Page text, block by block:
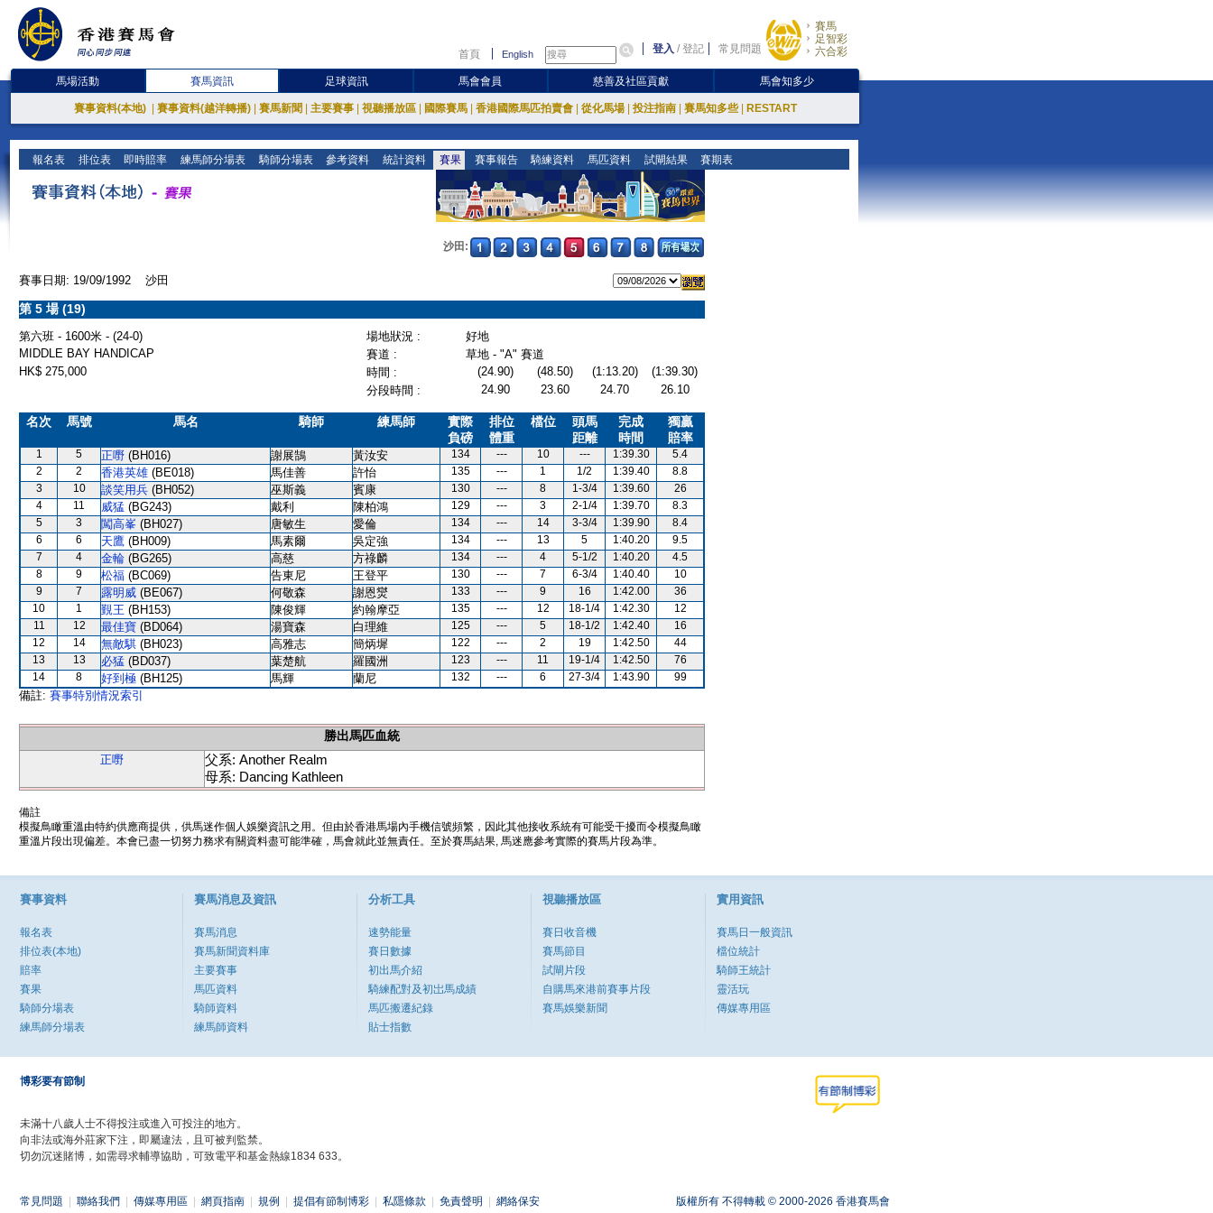
首頁 English 登入 /登記 常見問題
賽馬
足智彩
六合彩
馬場活動 賽馬資訊 足球資訊 馬會會員 慈善及社區貢獻 馬會知多少
賽事資料(本地) 賽事資料(越洋轉播) 賽馬新聞 主要賽事 視聽播放區 國際賽馬 香港國際馬匹拍賣會 從化馬場 投注指南 賽馬知多些 RESTART
報名表 排位表 即時賠率 練馬師分場表 騎師分場表 參考資料 統計資料 賽果 賽事報告 騎練資料 馬匹資料 試閘結果 賽期表
沙田:
賽事日期: 19/09/1992 沙田
第 5 場 (19)
第六班 - 1600米 - (24-0) 場地狀況 :
好地
MIDDLE BAY HANDICAP
賽道 :
草地 - "A" 賽道
HK$ 275,000
時間 : (24.90) (48.50) (1:13.20)
(1:39.30)
分段時間 :
24.90 23.60 24.70 26.10
名次 馬號 馬名 騎師 練馬師
實際
負磅
排位
體重
檔位
頭馬
距離
完成
時間
獨贏
賠率
1 5 正嘢 (BH016) 謝展鵠 黃汝安 134 --- 10 --- 1:39.30
5.4
2
2 香港英雄 (BE018) 馬佳善 許怡 135 --- 1 1/2 1:39.40
8.8
3
10 談笑用兵 (BH052) 巫斯義 賓康 130 --- 8 1-3/4 1:39.60
26
4
11 威猛 (BG243) 戴利 陳柏鴻 129 --- 3 2-1/4 1:39.70
8.3
5
3 闖高峯 (BH027) 唐敏生 愛倫 134 --- 14 3-3/4 1:39.90
8.4
6
6 天鷹 (BH009) 馬素爾 吳定強 134 --- 13 5 1:40.20
9.5
7
4 金輪 (BG265) 高慈 方祿麟 134 --- 4 5-1/2 1:40.20
4.5
8
9 松福 (BC069) 告東尼 王登平 130 --- 7 6-3/4 1:40.40
10
9
7 露明威 (BE067) 何敬森 謝恩爕 133 --- 9 16 1:42.00
36
10
1 覲王 (BH153) 陳俊輝 約翰摩亞 135 --- 12 18-1/4 1:42.30
12
11
12 最佳寶 (BD064) 湯寶森 白理維 125 --- 5 18-1/2 1:42.40
16
12
14 無敵騏 (BH023) 高雅志 簡炳墀 122 --- 2 19 1:42.50
44
13
13 必猛 (BD037) 葉楚航 羅國洲 123 --- 11 19-1/4 1:42.50
76
14
8 好到極 (BH125) 馬輝 蘭尼 132 --- 6 27-3/4 1:43.90 99
備註: 賽事特別情況索引
勝出馬匹血統
正嘢
父系: Another Realm
母系: Dancing Kathleen
備註
模擬鳥瞰重溫由特約供應商提供，供馬迷作個人娛樂資訊之用。但由於香港馬場內手機信號頻繁，因此其他接收系統有可能受干擾而令模擬鳥瞰
重溫片段出現偏差。本會已盡一切努力務求有關資料盡可能準確，馬會就此並無責任。至於賽馬結果, 馬迷應參考實際的賽馬片段為準。
賽事資料
報名表
排位表(本地)
賠率
賽果
騎師分場表
練馬師分場表
賽馬消息及資訊
賽馬消息
賽馬新聞資料庫
主要賽事
馬匹資料
騎師資料
練馬師資料
分析工具
速勢能量
賽日數據
初出馬介紹
騎練配對及初岀馬成績
馬匹搬遷紀錄
貼士指數
視聽播放區
賽日收音機
賽馬節目
試閘片段
自購馬來港前賽事片段
賽馬娛樂新聞
實用資訊
賽馬日一般資訊
檔位統計
騎師王統計
靈活玩
傳媒專用區
博彩要有節制
未滿十八歲人士不得投注或進入可投注的地方。
向非法或海外莊家下注，即屬違法，且可被判監禁。
切勿沉迷賭博，如需尋求輔導協助，可致電平和基金熱線1834 633。
常見問題 聯絡我們 傳媒專用區 網頁指南 規例 提倡有節制博彩 私隱條款 免責聲明 網絡保安 版權所有 不得轉載 © 2000-2026 香港賽馬會